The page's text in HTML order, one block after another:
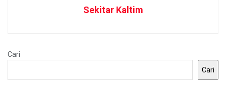
Sekitar Kaltim
Cari
Cari